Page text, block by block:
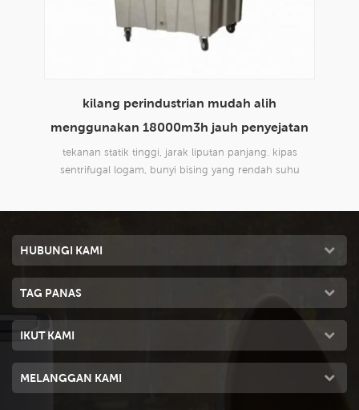
kilang perindustrian mudah alih
menggunakan 18000m3h jauh penyejatan
penyejatan udara
tekanan statik tinggi, jarak liputan panjang. kipas
sentrifugal logam, bunyi bising yang rendah suhu
HUBUNGI KAMI
TAG PANAS
IKUT KAMI
MELANGGAN KAMI